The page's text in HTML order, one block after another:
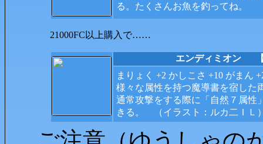
る。たくさんお魚を釣ってね。
21000FC以上購入で……
エンディミオン
【
まりょく +2 かしこさ +10 がまん
様々な属性を持つ魔導書を宿した
通常攻撃をする際に「自然７属性
きる。 （イラスト：ルカ二ＩＬ